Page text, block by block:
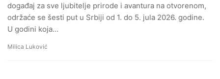
događaj za sve ljubitelje prirode i avantura na otvorenom,
održaće se šesti put u Srbiji od 1. do 5. jula 2026. godine.
U godini koja…
Milica Luković